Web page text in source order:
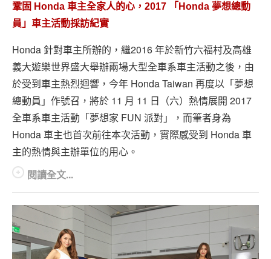
鞏固 Honda 車主全家人的心，2017 「Honda 夢想總動
員」車主活動採訪紀實
Honda 針對車主所辦的，繼2016 年於新竹六福村及高雄
義大遊樂世界盛大舉辦兩場大型全車系車主活動之後，由
於受到車主熱烈迴響，今年 Honda Taiwan 再度以「夢想
總動員」作號召，將於 11 月 11 日（六）熱情展開 2017
全車系車主活動「夢想家 FUN 派對」，而筆者身為
Honda 車主也首次前往本次活動，實際感受到 Honda 車
主的熱情與主辦單位的用心。
閱讀全文...